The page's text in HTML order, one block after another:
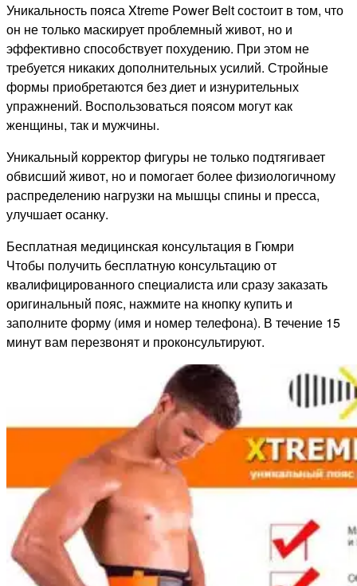
Уникальность пояса Xtreme Power Belt состоит в том, что
он не только маскирует проблемный живот, но и
эффективно способствует похудению. При этом не
требуется никаких дополнительных усилий. Стройные
формы приобретаются без диет и изнурительных
упражнений. Воспользоваться поясом могут как
женщины, так и мужчины.
Уникальный корректор фигуры не только подтягивает
обвисший живот, но и помогает более физиологичному
распределению нагрузки на мышцы спины и пресса,
улучшает осанку.
Бесплатная медицинская консультация в Гюмри
Чтобы получить бесплатную консультацию от
квалифицированного специалиста или сразу заказать
оригинальный пояс, нажмите на кнопку купить и
заполните форму (имя и номер телефона). В течение 15
минут вам перезвонят и проконсультируют.